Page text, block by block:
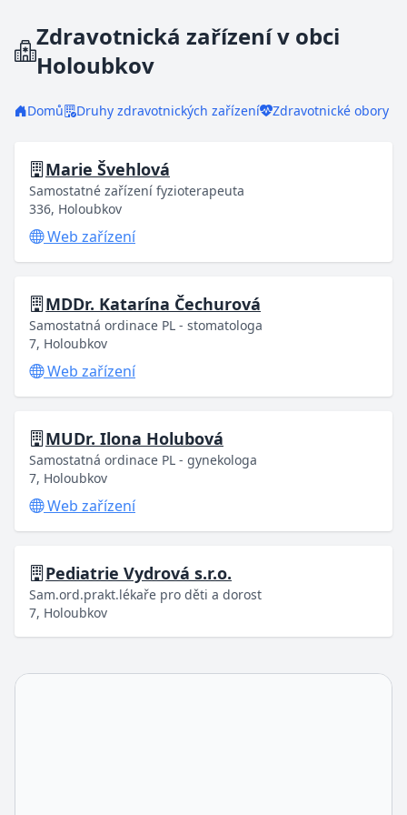
Zdravotnická zařízení v obci
Holoubkov
Domů Druhy zdravotnických zařízení Zdravotnické obory
Marie Švehlová
Samostatné zařízení fyzioterapeuta
336, Holoubkov
Web zařízení
MDDr. Katarína Čechurová
Samostatná ordinace PL - stomatologa
7, Holoubkov
Web zařízení
MUDr. Ilona Holubová
Samostatná ordinace PL - gynekologa
7, Holoubkov
Web zařízení
Pediatrie Vydrová s.r.o.
Sam.ord.prakt.lékaře pro děti a dorost
7, Holoubkov